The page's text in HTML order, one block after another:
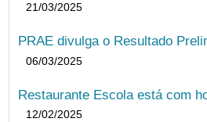
21/03/2025
PRAE divulga o Resultado
06/03/2025
Restaurante Escola está com
12/02/2025